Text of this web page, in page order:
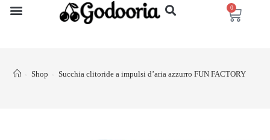
0
> Shop > Succhia clitoride a impulsi d’aria azzurro FUN FACTORY